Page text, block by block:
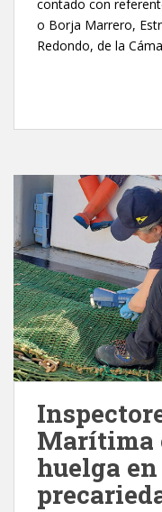
contado con
o Borja Marrero,
Redondo, de la
Marítima
huelga